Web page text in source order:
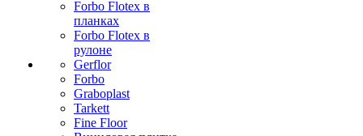
Forbo Flotex в
планках
Forbo Flotex в
рулоне
Gerflor
Forbo
Graboplast
Tarkett
Fine Floor